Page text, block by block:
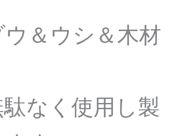
＆ウシ＆木材
なく使用し製